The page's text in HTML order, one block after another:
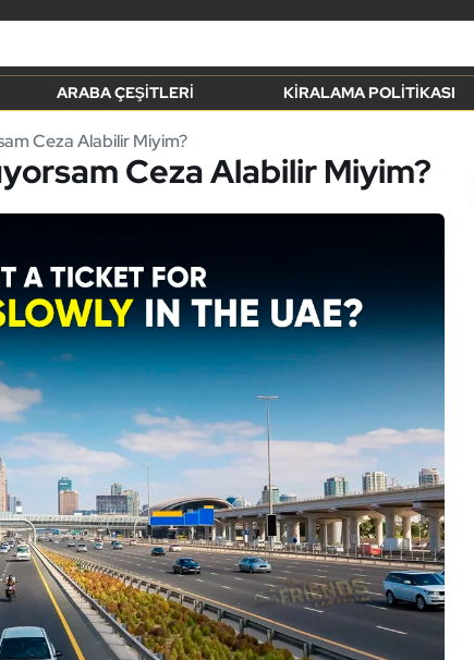
ARABA ÇEŞITLERI KIRALAMA POLITIKASI
Ceza Alabilir Miyim?
Ceza Alabilir Miyim?